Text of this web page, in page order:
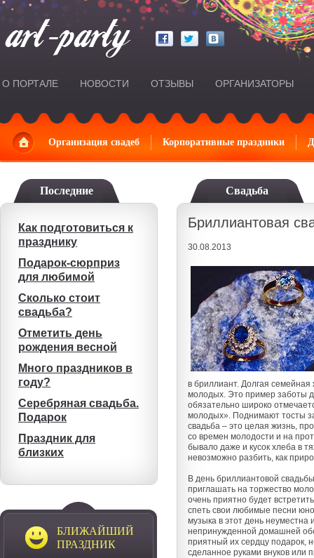
О ПОРТАЛЕ НОВОСТИ ОТЗЫВЫ ОРГАНИЗАТОРЫ
ГлавнаяОрганизация свадеб Корпоративные праздники
Последние
Как подготовиться к
празднику
Подарок-сюрприз
для любимой
Сколько стоит
свадьба?
Отметить день
рождения весной
Много праздников в
году?
Серебряная свадьба.
Подарок
Праздник для
близких
БЛИЖАЙШИЙ
ПРАЗДНИК
Свадьба
Бриллиантовая
30.08.2013
в бриллиант. Долгая
молодых. Это пример заботы
обязательно широко
молодых». Поднимают тосты
свадьба – это целая жизнь,
со времен молодости и на
бывало даже и кусок хлеба в
невозможно разбить, как
В день бриллиантовой
приглашать на торжество
очень приятно будет
спеть свои любимые песни
музыка в этот день неуместна
непринужденной домашней
приятный их сердцу подарок,
сделанное руками внуков или